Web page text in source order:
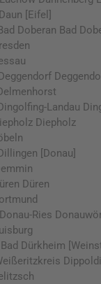
[Eifel]
Doberan Bad
Landau
Diepholz
[Donau]
Düren
Ries
Dürkheim